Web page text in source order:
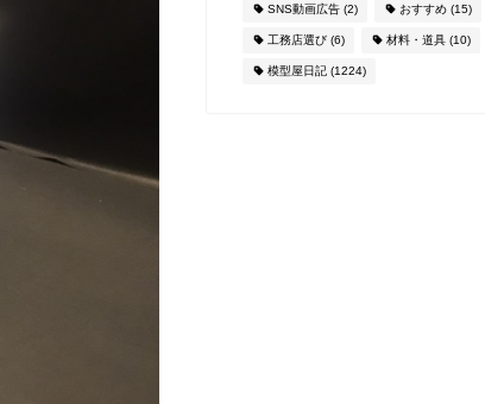
SNS動画広告(2) おすすめ(15)
工務店選び(6) 材料・道具(10)
模型屋日記(1224)